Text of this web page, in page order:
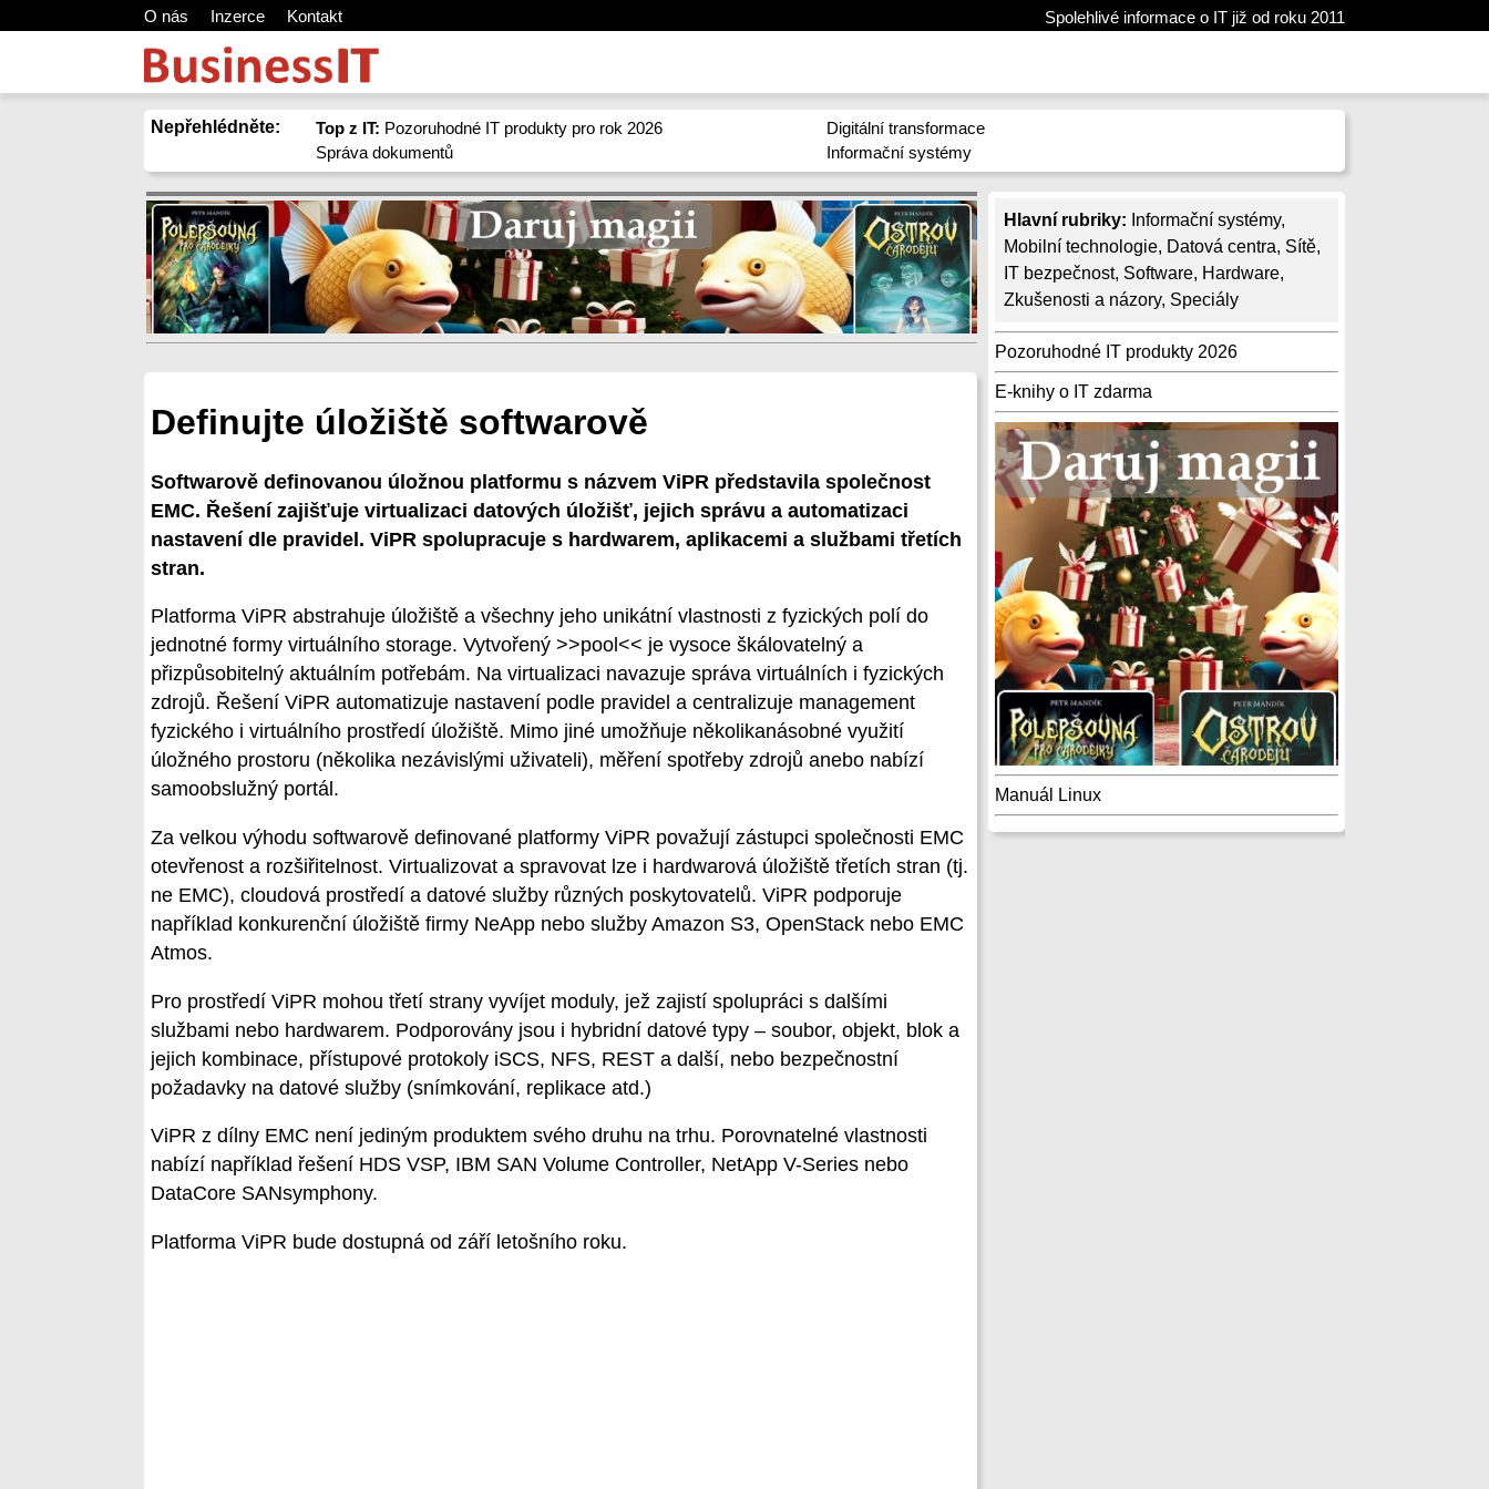
O nás Inzerce Kontakt Spolehlivé informace o IT již od roku 2011
Nepřehlédněte: Top z IT: Pozoruhodné IT produkty pro rok 2026
Správa dokumentů
Digitální transformace
Informační systémy
Hlavní rubriky: Informační systémy,
Mobilní technologie, Datová centra, Sítě,
IT bezpečnost, Software, Hardware,
Zkušenosti a názory, Speciály
Pozoruhodné IT produkty 2026
E-knihy o IT zdarma
Manuál Linux
Definujte úložiště softwarově
Softwarově definovanou úložnou platformu s názvem ViPR představila společnost
EMC. Řešení zajišťuje virtualizaci datových úložišť, jejich správu a automatizaci
nastavení dle pravidel. ViPR spolupracuje s hardwarem, aplikacemi a službami třetích
stran.
Platforma ViPR abstrahuje úložiště a všechny jeho unikátní vlastnosti z fyzických polí do
jednotné formy virtuálního storage. Vytvořený >>pool<< je vysoce škálovatelný a
přizpůsobitelný aktuálním potřebám. Na virtualizaci navazuje správa virtuálních i fyzických
zdrojů. Řešení ViPR automatizuje nastavení podle pravidel a centralizuje management
fyzického i virtuálního prostředí úložiště. Mimo jiné umožňuje několikanásobné využití
úložného prostoru (několika nezávislými uživateli), měření spotřeby zdrojů anebo nabízí
samoobslužný portál.
Za velkou výhodu softwarově definované platformy ViPR považují zástupci společnosti EMC
otevřenost a rozšiřitelnost. Virtualizovat a spravovat lze i hardwarová úložiště třetích stran (tj.
ne EMC), cloudová prostředí a datové služby různých poskytovatelů. ViPR podporuje
například konkurenční úložiště firmy NeApp nebo služby Amazon S3, OpenStack nebo EMC
Atmos.
Pro prostředí ViPR mohou třetí strany vyvíjet moduly, jež zajistí spolupráci s dalšími
službami nebo hardwarem. Podporovány jsou i hybridní datové typy – soubor, objekt, blok a
jejich kombinace, přístupové protokoly iSCS, NFS, REST a další, nebo bezpečnostní
požadavky na datové služby (snímkování, replikace atd.)
ViPR z dílny EMC není jediným produktem svého druhu na trhu. Porovnatelné vlastnosti
nabízí například řešení HDS VSP, IBM SAN Volume Controller, NetApp V-Series nebo
DataCore SANsymphony.
Platforma ViPR bude dostupná od září letošního roku.